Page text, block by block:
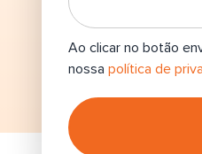
Ao clicar no botão
nossa política de